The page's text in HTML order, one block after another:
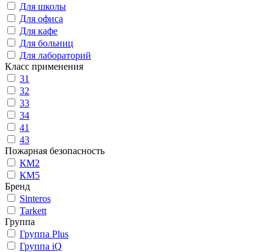
Для школы
Для офиса
Для кафе
Для больниц
Для лабораторий
Класс применения
31
32
33
34
41
43
Пожарная безопасность
КМ2
КМ5
Бренд
Sinteros
Tarkett
Группа
Группа Plus
Группа iQ